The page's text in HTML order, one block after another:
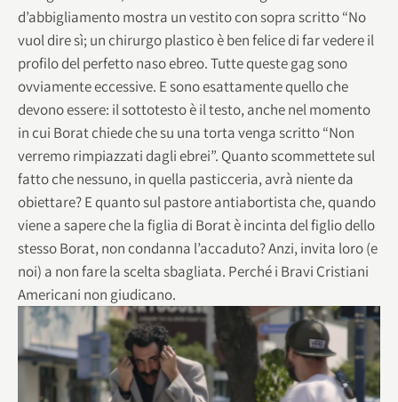
d’abbigliamento mostra un vestito con sopra scritto “No
vuol dire sì; un chirurgo plastico è ben felice di far vedere il
profilo del perfetto naso ebreo. Tutte queste gag sono
ovviamente eccessive. E sono esattamente quello che
devono essere: il sottotesto è il testo, anche nel momento
in cui Borat chiede che su una torta venga scritto “Non
verremo rimpiazzati dagli ebrei”. Quanto scommettete sul
fatto che nessuno, in quella pasticceria, avrà niente da
obiettare? E quanto sul pastore antiabortista che, quando
viene a sapere che la figlia di Borat è incinta del figlio dello
stesso Borat, non condanna l’accaduto? Anzi, invita loro (e
noi) a non fare la scelta sbagliata. Perché i Bravi Cristiani
Americani non giudicano.